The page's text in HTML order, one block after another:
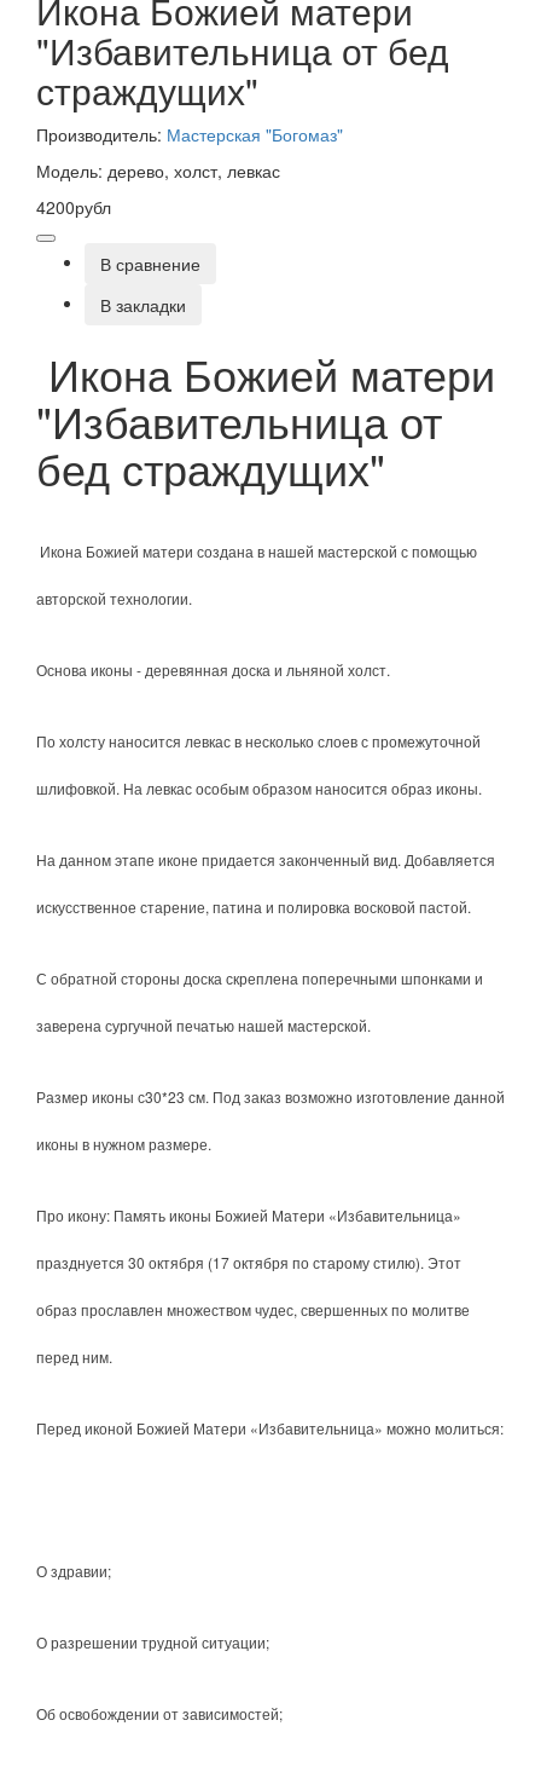
"Избавительница от бед
страждущих"
Производитель: Мастерская "Богомаз"
Модель: дерево, холст, левкас
4200рубл
В сравнение
В закладки
Икона Божией матери
"Избавительница от
бед страждущих"
Икона Божией матери создана в нашей мастерской с помощью
авторской технологии.
Основа иконы - деревянная доска и льняной холст.
По холсту наносится левкас в несколько слоев с промежуточной
шлифовкой. На левкас особым образом наносится образ иконы.
На данном этапе иконе придается законченный вид. Добавляется
искусственное старение, патина и полировка восковой пастой.
С обратной стороны доска скреплена поперечными шпонками и
заверена сургучной печатью нашей мастерской.
Размер иконы с30*23 см. Под заказ возможно изготовление данной
иконы в нужном размере.
Про икону: Память иконы Божией Матери «Избавительница»
празднуется 30 октября (17 октября по старому стилю). Этот
образ прославлен множеством чудес, свершенных по молитве
перед ним.
Перед иконой Божией Матери «Избавительница» можно молиться:
О здравии;
О разрешении трудной ситуации;
Об освобождении от зависимостей;